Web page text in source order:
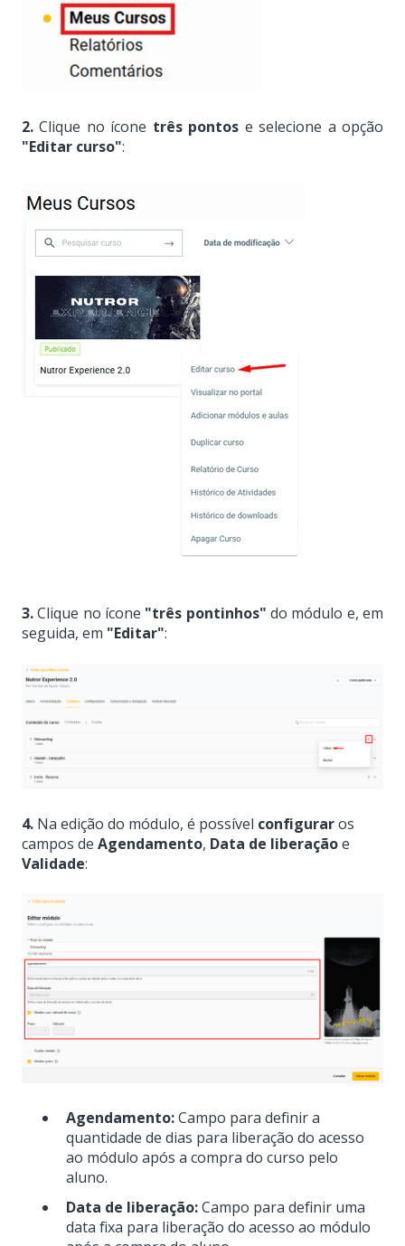
2. Clique no ícone três pontos e selecione a opção
"Editar curso":
3.Clique no ícone "três pontinhos" do módulo e, em
seguida, em "Editar":
4. Na edição do módulo, é possível configuraros
campos de Agendamento, Data de liberaçãoe
Validade:
Agendamento:Campo para definir a
quantidade de dias para liberação do acesso
ao módulo após a compra do curso pelo
aluno.
Data de liberação:Campo para definir uma
data fixa para liberação do acesso ao módulo